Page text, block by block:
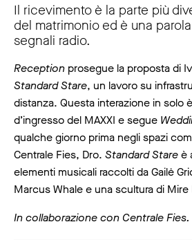
Il ricevimento è la parte più
del matrimonio ed è una
segnali radio.
Reception prosegue la proposta di
Standard Stare, un lavoro su
distanza. Questa interazione in solo
d’ingresso del MAXXI e segue
qualche giorno prima negli spazi
Centrale Fies, Dro. Standard Stareè
elementi musicali raccolti da Gailė
Marcus Whale e una scultura di Mire
In collaborazione con Centrale Fies.